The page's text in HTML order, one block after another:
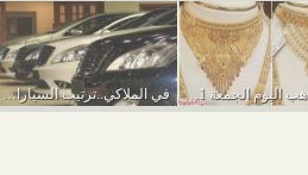
أسعار الذهب اليوم الجمعة 11-3-2022 في الملاكي..ترتيب السيارات الأكثر مبيعًا في يناير 2022